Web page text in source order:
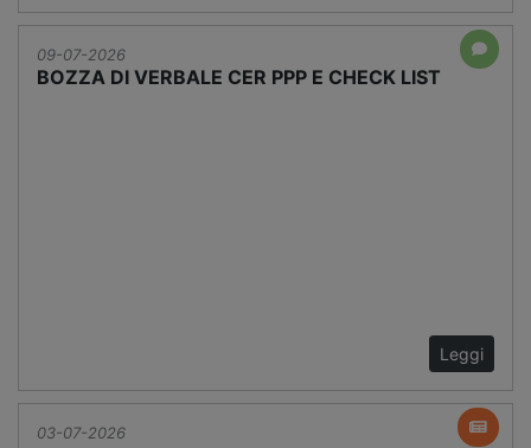
09-07-2026
BOZZA DI VERBALE CER PPP E CHECK LIST
Leggi
03-07-2026